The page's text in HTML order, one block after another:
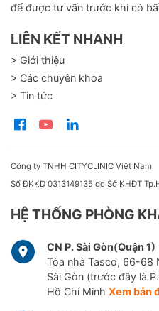
để được tư vấn trước khi có
LIÊN KẾT NHANH
> Giới thiệu
> Các chuyên khoa
> Tin tức
Công ty TNHH CITYCLINIC Việt Nam
Số ĐKKD 0313149135 do Sở KHĐT
HỆ THỐNG PHÒNG
CN P. Sài Gòn(Quận 1)
Tòa nhà Tasco, 66-68
Sài Gòn (trước đây là
Hồ Chí Minh Xem bản